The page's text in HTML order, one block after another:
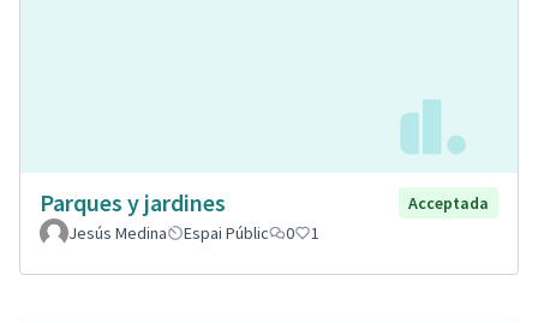
Parques y jardines
Acceptada
Jesús Medina
Espai Públic 0 1